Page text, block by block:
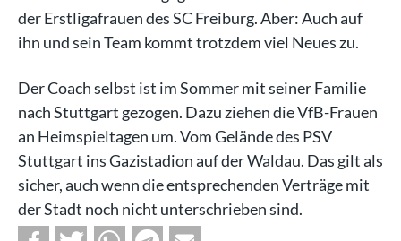
der Erstligafrauen des SC Freiburg. Aber: Auch auf
ihn und sein Team kommt trotzdem viel Neues zu.
Der Coach selbst ist im Sommer mit seiner Familie
nach Stuttgart gezogen. Dazu ziehen die VfB-Frauen
an Heimspieltagen um. Vom Gelände des PSV
Stuttgart ins Gazistadion auf der Waldau. Das gilt als
sicher, auch wenn die entsprechenden Verträge mit
der Stadt noch nicht unterschrieben sind.